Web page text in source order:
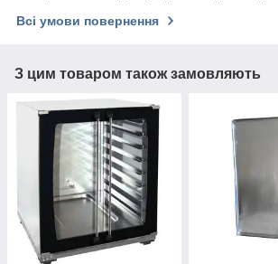
Всі умови повернення
З цим товаром також замовляють